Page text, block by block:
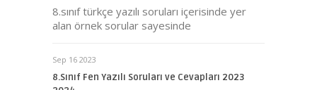
8.sınıf türkçe yazılı soruları içerisinde yer
alan örnek sorular sayesinde
Sep 16 2023
8.Sınıf Fen Yazılı Soruları ve Cevapları 2023